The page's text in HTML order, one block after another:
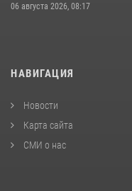
06 августа 2026, 08:17
НАВИГАЦИЯ
Новости
Карта сайта
СМИ о нас